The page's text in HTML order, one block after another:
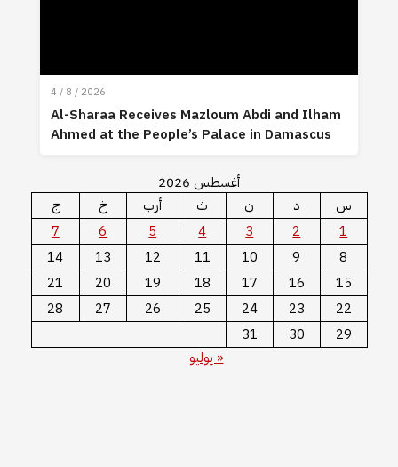
4 / 8 / 2026
Al-Sharaa Receives Mazloum Abdi and Ilham
Ahmed at the People’s Palace in Damascus
أغسطس 2026
س
د ن ث أرب خ
ج
1
2
3
4
5
6
7
8
9
10
11
12
13
14
15
16
17
18
19
20
21
22
23
24
25
26
27
28
29
30
31
« يوليو